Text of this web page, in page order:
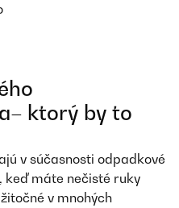
ktorý by to
v súčasnosti odpadkové
keď máte nečisté ruky
v mnohých